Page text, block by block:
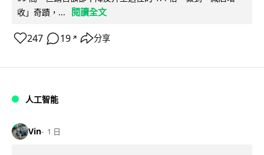
收」奇蹟，...
閱讀全文
247 19 ↗ 分享
人工智能
Vin 1 日